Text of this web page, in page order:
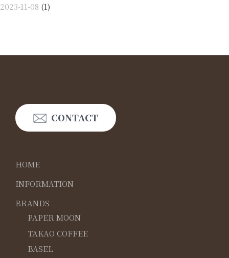
2023-11-08 (1)
CONTACT
HOME
INFORMATION
BRANDS
PAPER MOON
TAKAO COFFEE
BASEL